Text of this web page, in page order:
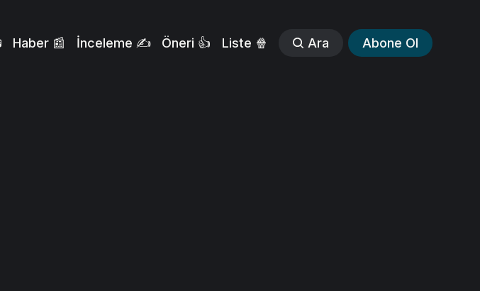
Haber 📰 İnceleme ✍️ Öneri 👍 Liste 🍿 Ara Abone Ol